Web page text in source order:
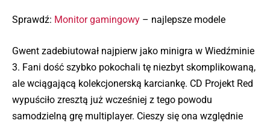
Sprawdź: Monitor gamingowy – najlepsze modele
Gwent zadebiutował najpierw jako minigra w Wiedźminie
3. Fani dość szybko pokochali tę niezbyt skomplikowaną,
ale wciągającą kolekcjonerską karciankę. CD Projekt Red
wypuściło zresztą już wcześniej z tego powodu
samodzielną grę multiplayer. Cieszy się ona względnie